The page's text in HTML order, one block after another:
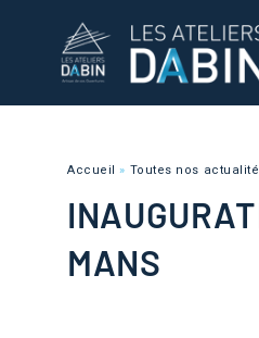
Accueil » Toutes nos
MANS